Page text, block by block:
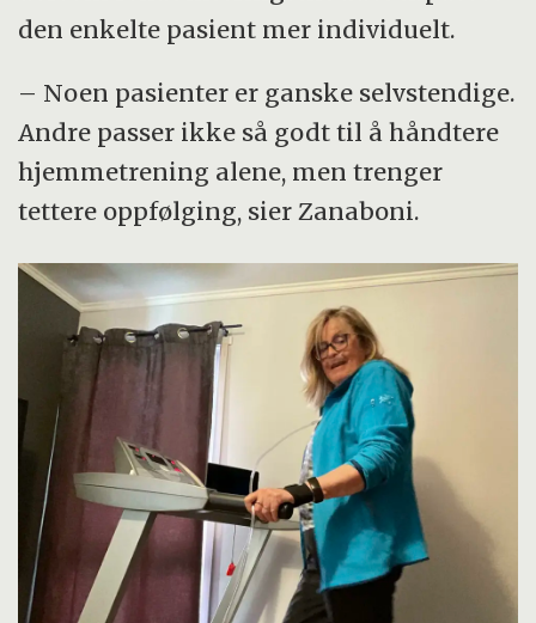
den enkelte pasient mer individuelt.
– Noen pasienter er ganske selvstendige.
Andre passer ikke så godt til å håndtere
hjemmetrening alene, men trenger
tettere oppfølging, sier Zanaboni.